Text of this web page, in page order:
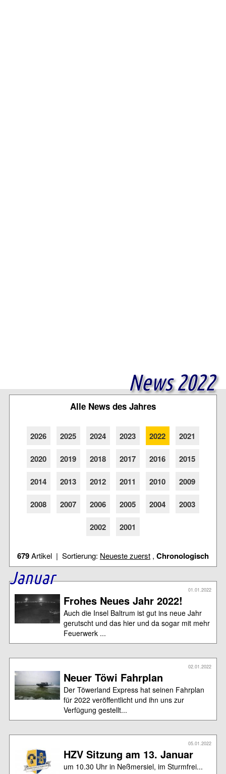
News 2022
Alle News des Jahres
2026 2025 2024 2023 2022 2021
2020 2019 2018 2017 2016 2015
2014 2013 2012 2011 2010 2009
2008 2007 2006 2005 2004 2003
2002 2001
679Artikel | Sortierung: Neueste zuerst, Chronologisch
Januar
01.01.2022
Frohes Neues Jahr 2022!
Auch die Insel Baltrum ist gut ins neue Jahr
gerutscht und das hier und da sogar mit mehr
Feuerwerk ...
02.01.2022
Neuer Töwi Fahrplan
Der Töwerland Express hat seinen Fahrplan
für 2022 veröffentlicht und ihn uns zur
Verfügung gestellt...
05.01.2022
HZV Sitzung am 13. Januar
um 10.30 Uhr in Neßmersiel, im Sturmfrei...